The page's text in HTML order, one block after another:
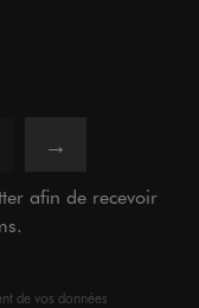
→
afin de recevoir
de vos données